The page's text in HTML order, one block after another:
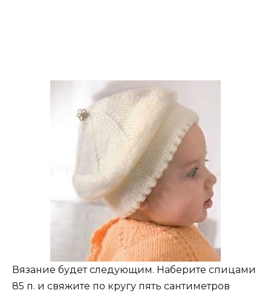
Вязание будет следующим. Наберите спицами
85 п. и свяжите по кругу пять сантиметров